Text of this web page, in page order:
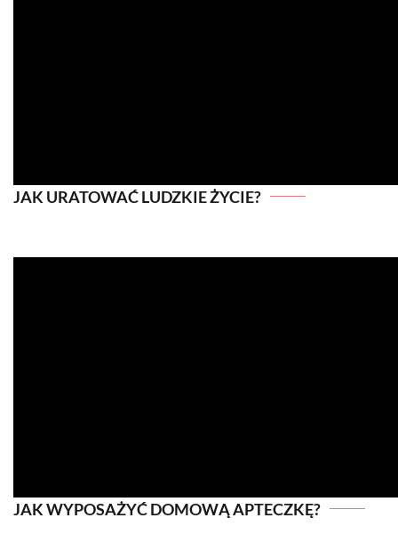
JAK URATOWAĆ LUDZKIE ŻYCIE?
JAK WYPOSAŻYĆ DOMOWĄ APTECZKĘ?